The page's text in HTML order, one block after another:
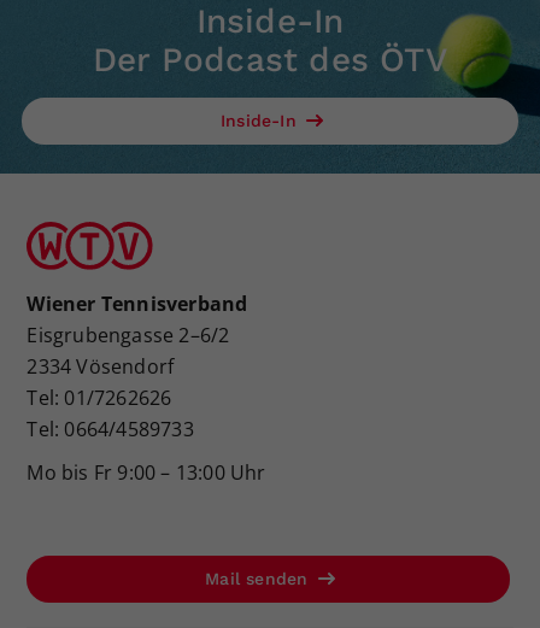
Inside-In
Der Podcast des ÖTV
Inside-In
Wiener Tennisverband
Eisgrubengasse 2–6/2
2334 Vösendorf
Tel: 01/7262626
Tel: 0664/4589733
Mo bis Fr 9:00 – 13:00 Uhr
Mail senden